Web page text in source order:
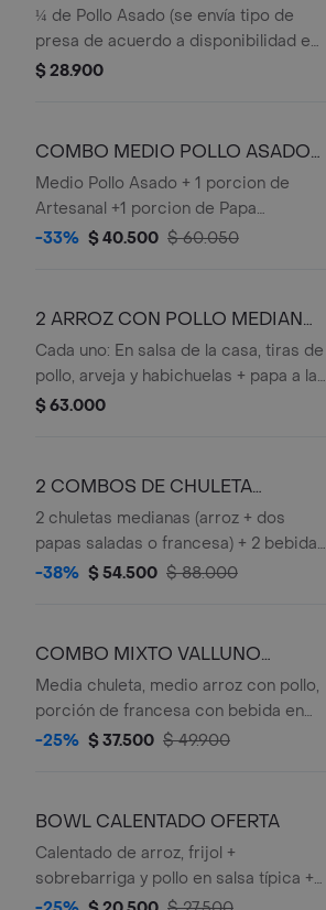
OFERTA
¼ de Pollo Asado (se envía tipo de
presa de acuerdo a disponibilidad en
punto de venta),1 Acompañamiento
$ 28.900
COMBO MEDIO POLLO ASADO
OFERTA
Medio Pollo Asado + 1 porcion de
Artesanal +1 porcion de Papa
Francesa + 1 Bebida Personal.
-33% $ 40.500 $ 60.050
2 ARROZ CON POLLO MEDIANO
OFERTA
Cada uno: En salsa de la casa, tiras de
pollo, arveja y habichuelas + papa a la
francesa.
$ 63.000
2 COMBOS DE CHULETA
MEDIANA OFERTA
2 chuletas medianas (arroz + dos
papas saladas o francesa) + 2 bebidas
personales.
-38% $ 54.500 $ 88.000
COMBO MIXTO VALLUNO
OFERTA
Media chuleta, medio arroz con pollo,
porción de francesa con bebida en
botella.
-25% $ 37.500 $ 49.900
BOWL CALENTADO OFERTA
Calentado de arroz, frijol +
sobrebarriga y pollo en salsa típica +
papa artesanal + huevo frito + bebida